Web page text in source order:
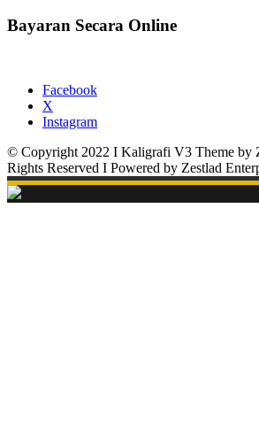
Bayaran Secara Online
Facebook
X
Instagram
© Copyright 2022 I Kaligrafi V3 Theme by
Rights Reserved I Powered by Zestlad